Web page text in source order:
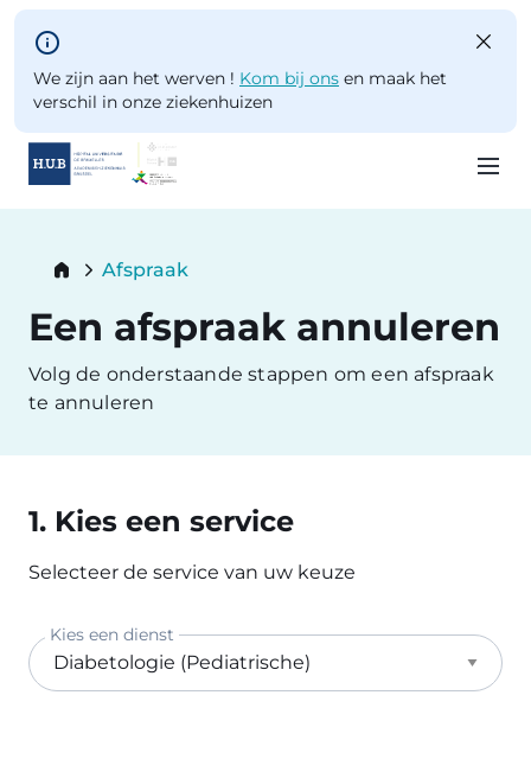
Skip to main content
We zijn aan het werven ! Kom bij ons en maak het
verschil in onze ziekenhuizen
content
Breadcrumb
Current:
Afspraak
Een afspraak annuleren
Volg de onderstaande stappen om een afspraak
te annuleren
1. Kies een service
Selecteer de service van uw keuze
Kies een dienst